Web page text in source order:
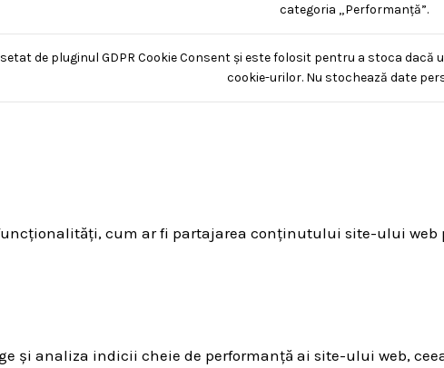
categoria „Performanță”.
de pluginul GDPR Cookie Consent și este folosit pentru a stoca
cookie-urilor. Nu stochează date
cum ar fi partajarea conținutului site-ului web
și analiza indicii cheie de performanță ai site-ului web,